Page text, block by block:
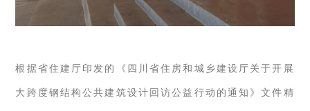
根据省住建厅印发的《四川省住房和城乡建设厅关于开展
大跨度钢结构公共建筑设计回访公益行动的通知》文件精